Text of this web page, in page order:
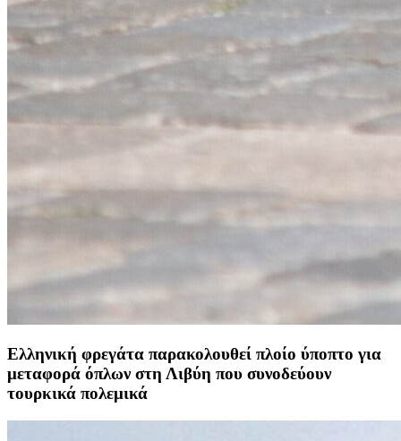
Ελληνική φρεγάτα παρακολουθεί πλοίο ύποπτο για
μεταφορά όπλων στη Λιβύη που συνοδεύουν
τουρκικά πολεμικά